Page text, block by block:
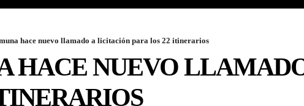
hace nuevo llamado a licitación para los 22 itinerarios
HACE NUEVO